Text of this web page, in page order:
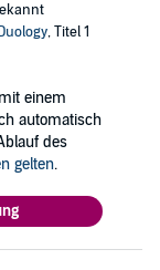
, Titel 1
einem
automatisch
des
gelten.